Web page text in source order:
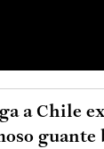
a Chile
guante